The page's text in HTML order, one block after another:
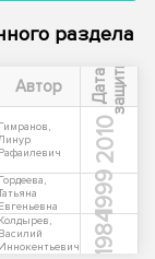
раздела
Автор Д
а
т
а
з
а
щ
и
т ы
Гимранов,
Рафаилевич
2010
Гордеева,
Евгеньевна
1999
Колдырев,
Василий
Иннокентьевич
1984